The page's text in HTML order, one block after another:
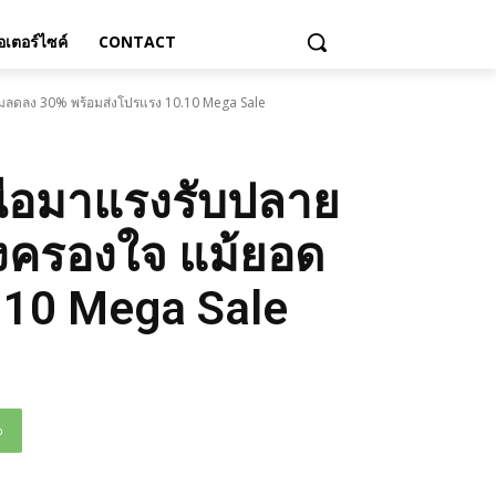
เตอร์ไซค์ CONTACT
ดลง 30% พร้อมส่งโปรแรง 10.10 Mega Sale
อมาแรงรับปลาย
รองใจ แม้ยอด
Mega Sale